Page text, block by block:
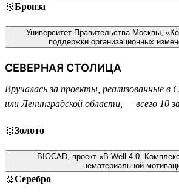
🥉Бронза
Университет Правительства Москвы,
поддержки организационных
СЕВЕРНАЯ СТОЛИЦА
Вручалась за проекты, реализованные в
или Ленинградской области, — всего 10
🥇Золото
BIOCAD, проект «B-Well 4.0.
нематериальной
🥈Серебро